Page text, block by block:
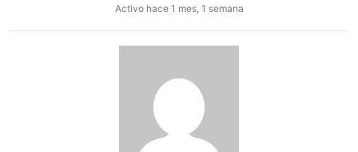
Activo hace 1 mes, 1 semana